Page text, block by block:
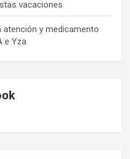
vacaciones
atención y medicamento
e Yza